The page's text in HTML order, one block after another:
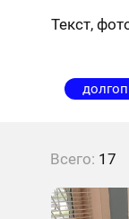
Текст,
Всего: 17